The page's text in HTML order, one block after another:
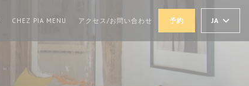
((新しいウィンドウで開きます))
CHEZ PIA MENU ((新しいウィンドウで開きます))
アクセス/お問い合わせ 予約 JA